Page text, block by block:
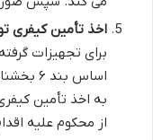
اخذ تأمین کیفری
برای تجهیزات
اساس
به اخذ تأمین
از محکوم علیه